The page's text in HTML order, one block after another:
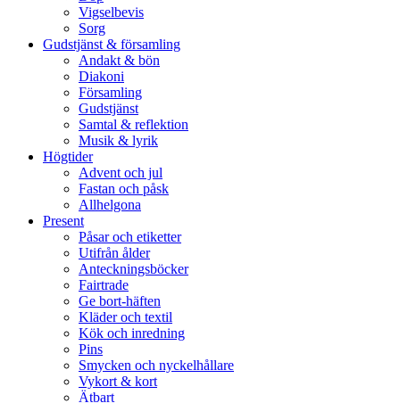
Vigselbevis
Sorg
Gudstjänst & församling
Andakt & bön
Diakoni
Församling
Gudstjänst
Samtal & reflektion
Musik & lyrik
Högtider
Advent och jul
Fastan och påsk
Allhelgona
Present
Påsar och etiketter
Utifrån ålder
Anteckningsböcker
Fairtrade
Ge bort-häften
Kläder och textil
Kök och inredning
Pins
Smycken och nyckelhållare
Vykort & kort
Ätbart